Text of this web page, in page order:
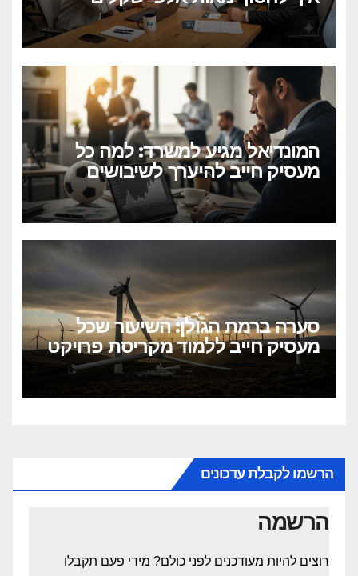
בלחיצת כפתור?
המונדיאל מגיע למשרד: למה כל
מעסיק חייב להיערך לשיבושים
הקרובים
סערה ברמת הגולן: השיעור שכל
מעסיק חייב ללמוד מקריסת פרויקט
הטורבינות
הרשמו לקבלת עדכונים
הרשמה
רוצים להיות מעודכנים לפני כולם? מידי פעם תקבלו